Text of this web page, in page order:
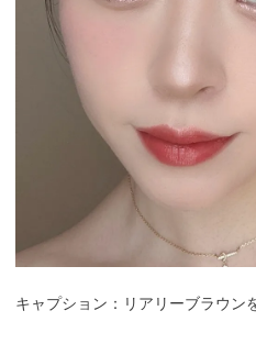
キャプション：リアリーブラウン